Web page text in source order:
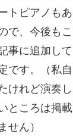
トピアノもあ
で、今後もこ
事に追加して
です。（私自
けれど演奏し
ところは掲載
せん）